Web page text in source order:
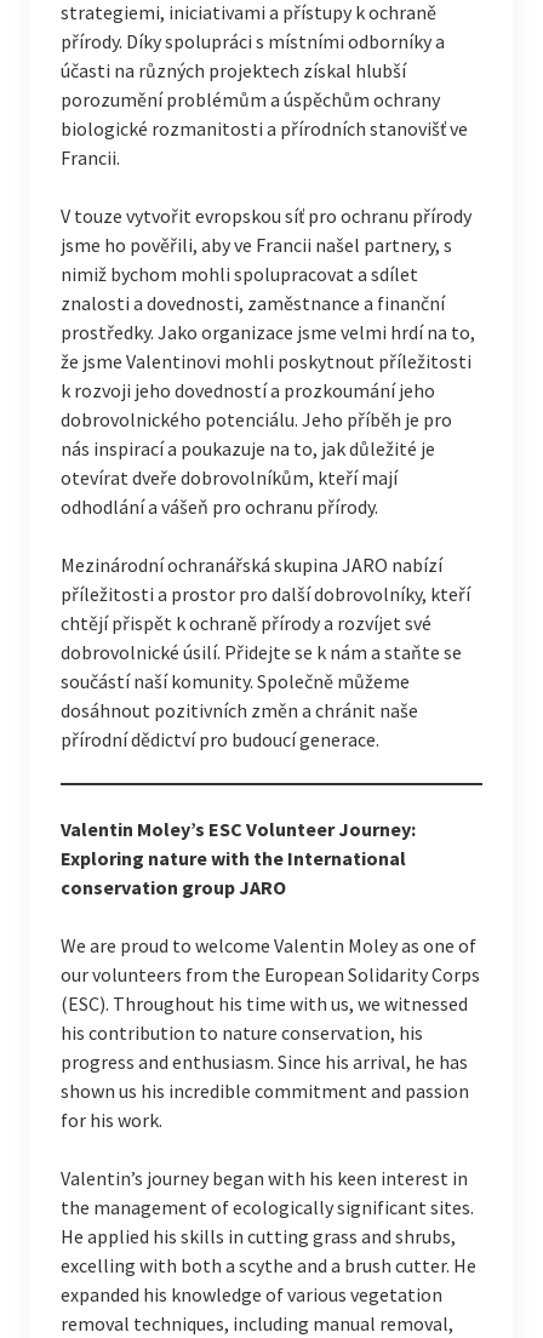
strategiemi, iniciativami a přístupy k ochraně
přírody. Díky spolupráci s místními odborníky a
účasti na různých projektech získal hlubší
porozumění problémům a úspěchům ochrany
biologické rozmanitosti a přírodních stanovišť ve
Francii.
V touze vytvořit evropskou síť pro ochranu přírody
jsme ho pověřili, aby ve Francii našel partnery, s
nimiž bychom mohli spolupracovat a sdílet
znalosti a dovednosti, zaměstnance a finanční
prostředky. Jako organizace jsme velmi hrdí na to,
že jsme Valentinovi mohli poskytnout příležitosti
k rozvoji jeho dovedností a prozkoumání jeho
dobrovolnického potenciálu. Jeho příběh je pro
nás inspirací a poukazuje na to, jak důležité je
otevírat dveře dobrovolníkům, kteří mají
odhodlání a vášeň pro ochranu přírody.
Mezinárodní ochranářská skupina JARO nabízí
příležitosti a prostor pro další dobrovolníky, kteří
chtějí přispět k ochraně přírody a rozvíjet své
dobrovolnické úsilí. Přidejte se k nám a staňte se
součástí naší komunity. Společně můžeme
dosáhnout pozitivních změn a chránit naše
přírodní dědictví pro budoucí generace.
Valentin Moley’s ESC Volunteer Journey:
Exploring nature with the International
conservation group JARO
We are proud to welcome Valentin Moley as one of
our volunteers from the European Solidarity Corps
(ESC). Throughout his time with us, we witnessed
his contribution to nature conservation, his
progress and enthusiasm. Since his arrival, he has
shown us his incredible commitment and passion
for his work.
Valentin’s journey began with his keen interest in
the management of ecologically significant sites.
He applied his skills in cutting grass and shrubs,
excelling with both a scythe and a brush cutter. He
expanded his knowledge of various vegetation
removal techniques, including manual removal,